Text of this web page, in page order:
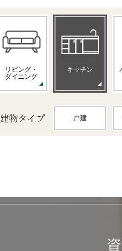
リビング・
ダイニング
キッチン
建物タイプ 戸建